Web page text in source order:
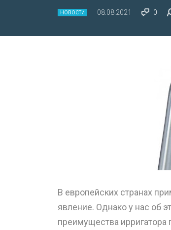
НОВОСТИ 08.08.2021 0
В европейских странах
явление. Однако у нас об
преимущества